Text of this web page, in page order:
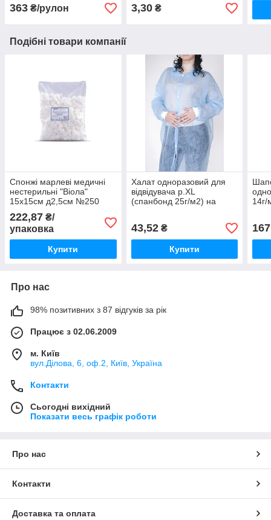
363 ₴/рулон 3,30₴
Подібні товари компанії
Спонжі марлеві медичні
нестерильні "Віола"
15х15см д2,5см №250
222,87 ₴/
упаковка
Купити
Халат одноразовий для
відвідувача р.XL
(спанбонд 25г/м2) на
43,52₴
Купити
14г/
167
Про нас
98% позитивних з 87 відгуків за рік
Працює з 02.06.2009
м. Київ
вул.Ділова, 6, оф.2, Київ, Україна
Контакти
Сьогодні вихідний
Показати весь графік роботи
Про нас
Контакти
Доставка та оплата